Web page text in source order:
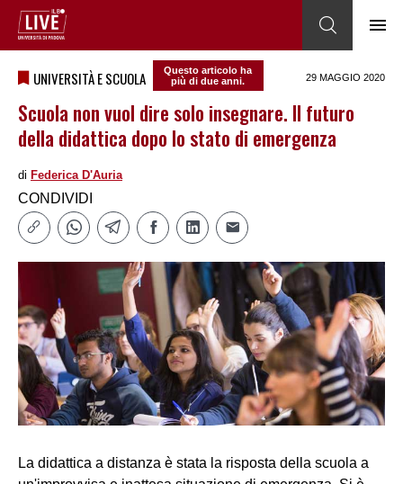
UNIVERSITÀ E SCUOLA
Questo articolo ha
più di due anni.
29 MAGGIO 2020
Scuola non vuol dire solo insegnare. Il futuro
della didattica dopo lo stato di emergenza
di Federica DʹAuria
CONDIVIDI
La didattica a distanza è stata la risposta della scuola a